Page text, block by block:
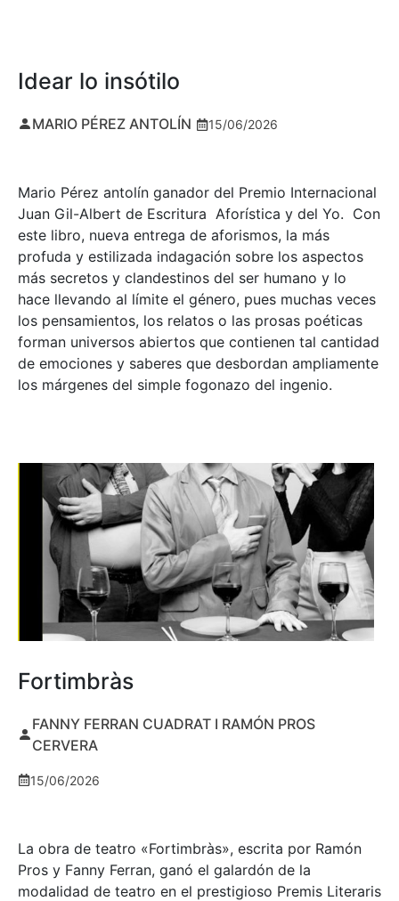
Idear lo insótilo
MARIO PÉREZ ANTOLÍN 15/06/2026
Mario Pérez antolín ganador del Premio Internacional
Juan Gil-Albert de Escritura Aforística y del Yo. Con
este libro, nueva entrega de aforismos, la más
profuda y estilizada indagación sobre los aspectos
más secretos y clandestinos del ser humano y lo
hace llevando al límite el género, pues muchas veces
los pensamientos, los relatos o las prosas poéticas
forman universos abiertos que contienen tal cantidad
de emociones y saberes que desbordan ampliamente
los márgenes del simple fogonazo del ingenio.
Fortimbràs
FANNY FERRAN CUADRAT I RAMÓN PROS
CERVERA
15/06/2026
La obra de teatro «Fortimbràs», escrita por Ramón
Pros y Fanny Ferran, ganó el galardón de la
modalidad de teatro en el prestigioso Premis Literaris